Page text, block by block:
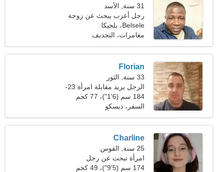
31 سنة, الأسد
رجل أعزب يبحث عن زوجة
24-29
Belsele، بلجيكا
مغامرات، التجديف
Florian
33 سنة, الثور
الرجل يريد مقابلة امرأة 23-
28
184 سم (6'1")، 77 كجم
(169 رطلا)
السفر، ديسكو
Charline
25 سنة, القوس
امرأة تبحث عن رجل
174 سم (5'9")، 49 كجم